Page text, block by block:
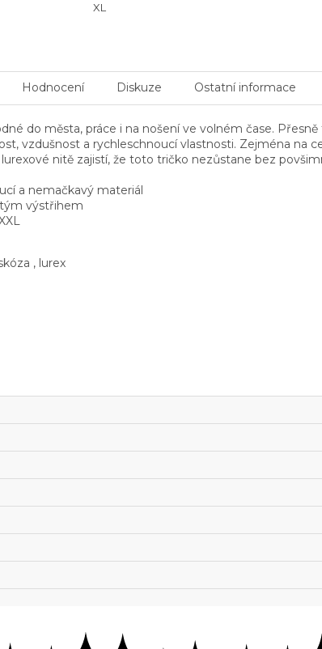
XL
Hodnocení Diskuze Ostatní informace
do města, práce i na nošení ve volném čase.
vzdušnost a rychleschnoucí vlastnosti. Zejména na
nitě zajistí, že toto tričko nezůstane bez
a nemačkavý materiál
výstřihem
, lurex